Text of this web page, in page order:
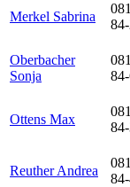
Merkel Sabrina
Oberbacher
Sonja
Ottens Max
Reuther Andrea